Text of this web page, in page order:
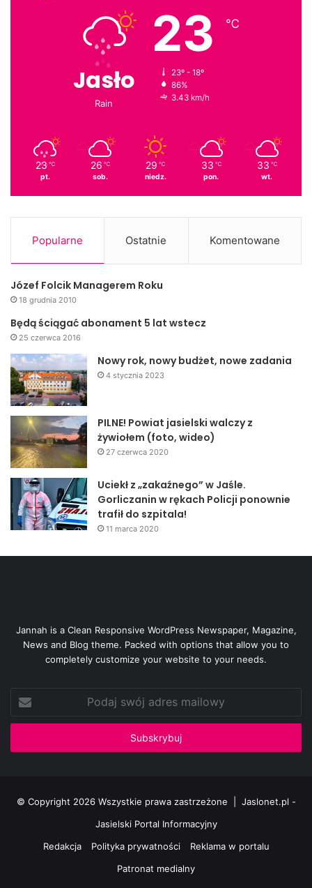
Jasło
Rain
23 ℃
23º - 18º
86%
3.43 km/h
23 ℃
pt.
26 ℃
sob.
29 ℃
niedz.
33 ℃
pon.
33 ℃
wt.
Popularne Ostatnie Komentowane
Józef Folcik Managerem Roku
18 grudnia 2010
Będą ściągać abonament 5 lat wstecz
25 czerwca 2016
Nowy rok, nowy budżet, nowe zadania
4 stycznia 2023
PILNE! Powiat jasielski walczy z
żywiołem (foto, wideo)
27 czerwca 2020
Uciekł z „zakaźnego” w Jaśle.
Gorliczanin w rękach Policji ponownie
trafił do szpitala!
11 marca 2020
Jannah is a Clean Responsive WordPress Newspaper, Magazine,
News and Blog theme. Packed with options that allow you to
completely customize your website to your needs.
swój
adres
© Copyright 2026 Wszystkie prawa zastrzeżone | Jaslonet.pl -
Jasielski Portal Informacyjny
Redakcja
Polityka prywatności
Reklama w portalu
Patronat medialny